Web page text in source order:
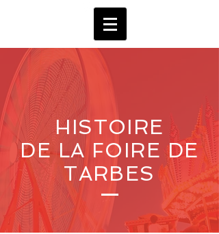
HISTOIRE
DE LA FOIRE DE
TARBES